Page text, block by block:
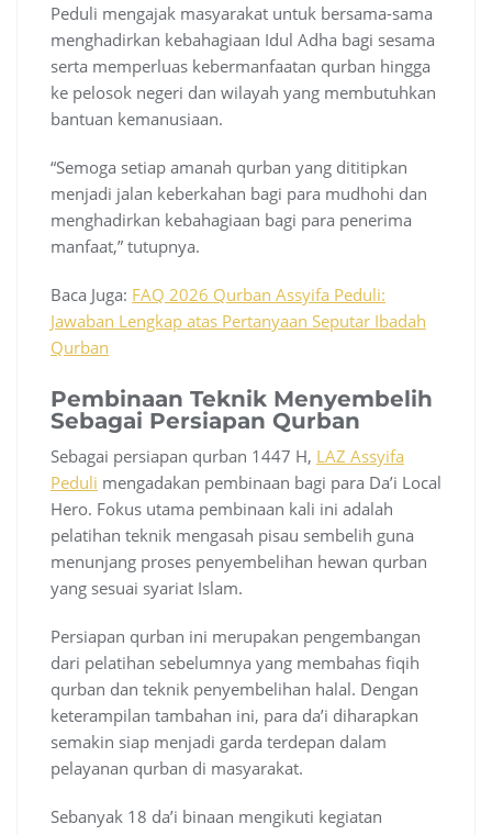
Peduli mengajak masyarakat untuk bersama-sama
menghadirkan kebahagiaan Idul Adha bagi sesama
serta memperluas kebermanfaatan qurban hingga
ke pelosok negeri dan wilayah yang membutuhkan
bantuan kemanusiaan.
“Semoga setiap amanah qurban yang dititipkan
menjadi jalan keberkahan bagi para mudhohi dan
menghadirkan kebahagiaan bagi para penerima
manfaat,” tutupnya.
Baca Juga: FAQ 2026 Qurban Assyifa Peduli:
Jawaban Lengkap atas Pertanyaan Seputar Ibadah
Qurban
Pembinaan Teknik Menyembelih
Sebagai Persiapan Qurban
Sebagai persiapan qurban 1447 H, LAZ Assyifa
Peduli mengadakan pembinaan bagi para Da’i Local
Hero. Fokus utama pembinaan kali ini adalah
pelatihan teknik mengasah pisau sembelih guna
menunjang proses penyembelihan hewan qurban
yang sesuai syariat Islam.
Persiapan qurban ini merupakan pengembangan
dari pelatihan sebelumnya yang membahas fiqih
qurban dan teknik penyembelihan halal. Dengan
keterampilan tambahan ini, para da’i diharapkan
semakin siap menjadi garda terdepan dalam
pelayanan qurban di masyarakat.
Sebanyak 18 da’i binaan mengikuti kegiatan